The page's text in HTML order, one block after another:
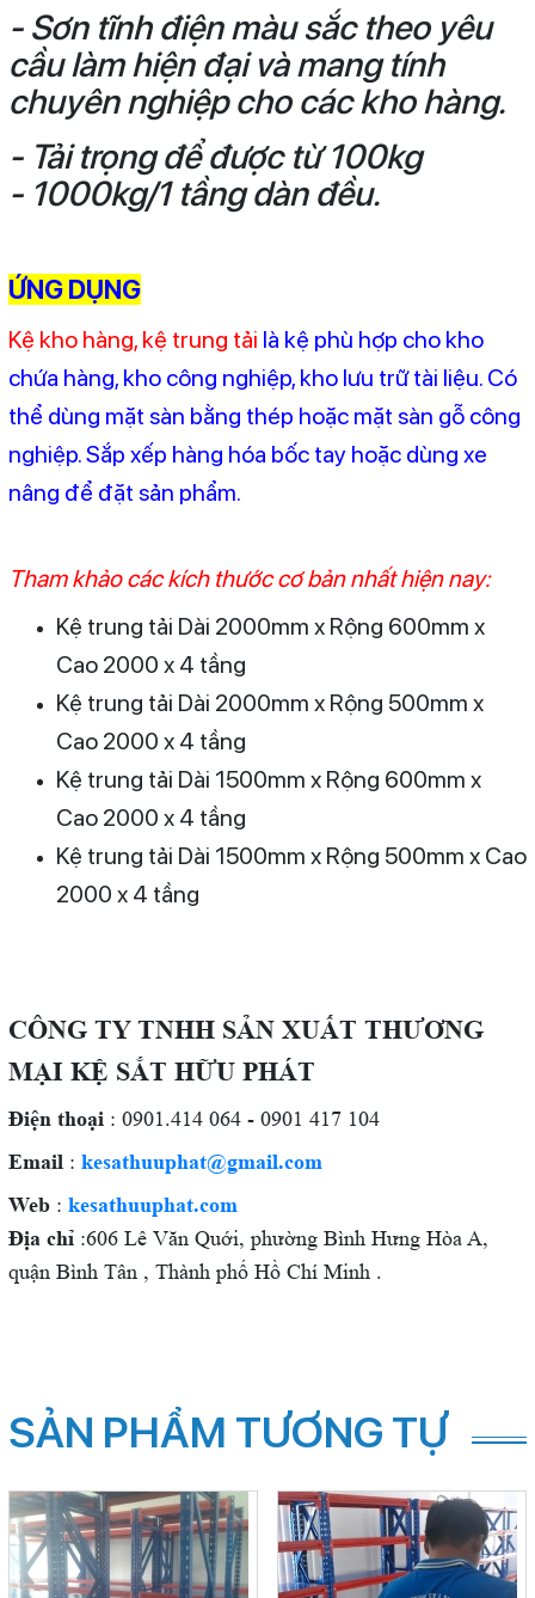
- Sơn tĩnh điện màu sắc theo yêu
cầu làm hiện đại và mang tính
chuyên nghiệp cho các kho hàng.
- Tải trọng để được từ 100kg
- 1000kg/1 tầng dàn đều.
ỨNG DỤNG
Kệ kho hàng, kệ trung tải là kệ phù hợp cho kho
chứa hàng, kho công nghiệp, kho lưu trữ tài liệu. Có
thể dùng mặt sàn bằng thép hoặc mặt sàn gỗ công
nghiệp. Sắp xếp hàng hóa bốc tay hoặc dùng xe
nâng để đặt sản phẩm.
Tham khảo các kích thước cơ bản nhất hiện nay:
Kệ trung tải Dài 2000mm x Rộng 600mm x
Cao 2000 x 4 tầng
Kệ trung tải Dài 2000mm x Rộng 500mm x
Cao 2000 x 4 tầng
Kệ trung tải Dài 1500mm x Rộng 600mm x
Cao 2000 x 4 tầng
Kệ trung tải Dài 1500mm x Rộng 500mm x Cao
2000 x 4 tầng
CÔNG TY TNHH SẢN XUẤT THƯƠNG
MẠI KỆ SẮT HỮU PHÁT
Điện thoại : 0901.414 064 - 0901 417 104
Email : kesathuuphat@gmail.com
Web : kesathuuphat.com
Địa chỉ :606 Lê Văn Quới, phường Bình Hưng Hòa A,
quận Bình Tân , Thành phố Hồ Chí Minh .
SẢN PHẨM TƯƠNG TỰ